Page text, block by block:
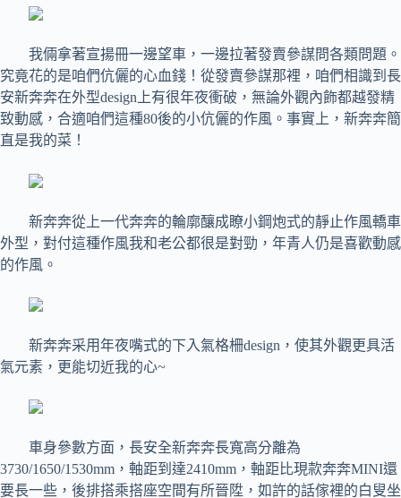
我倆拿著宣揚冊一邊望車，一邊拉著發賣參謀問各類問題。
究竟花的是咱們伉儷的心血錢！從發賣參謀那裡，咱們相識到長
安新奔奔在外型design上有很年夜衝破，無論外觀內飾都越發精
致動感，合適咱們這種80後的小伉儷的作風。事實上，新奔奔簡
直是我的菜！
新奔奔從上一代奔奔的輪廓釀成瞭小鋼炮式的靜止作風轎車
外型，對付這種作風我和老公都很是對勁，年青人仍是喜歡動感
的作風。
新奔奔采用年夜嘴式的下入氣格柵design，使其外觀更具活
氣元素，更能切近我的心~
車身參數方面，長安全新奔奔長寬高分離為
3730/1650/1530mm，軸距到達2410mm，軸距比現款奔奔MINI還
要長一些，後排搭乘搭座空間有所晉陞，如許的話傢裡的白叟坐